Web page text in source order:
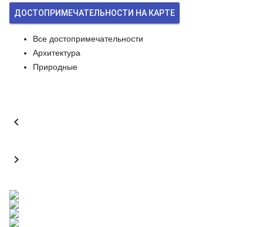
ДОСТОПРИМЕЧАТЕЛЬНОСТИ НА КАРТЕ
Все достопримечательности
Архитектура
Природные

